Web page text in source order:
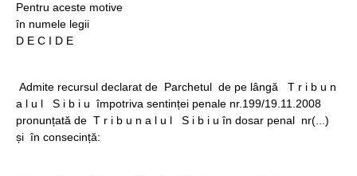
Pentru aceste motive
în numele legii
D E C I D E
Admite recursul declarat de Parchetul de pe lângă T r i b u n
a l u l S i b i u împotriva sentinței penale nr.199/19.11.2008
pronunțată de T r i b u n a l u l S i b i u în dosar penal nr(...)
și în consecință: